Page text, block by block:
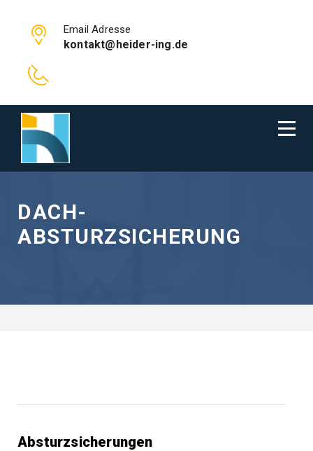
Email Adresse
kontakt@heider-ing.de
DACH-
ABSTURZSICHERUNG
Absturzsicherungen